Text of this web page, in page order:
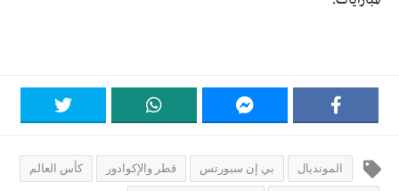
المونديال بي إن سبورتس قطر والإكوادور كأس العالم